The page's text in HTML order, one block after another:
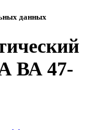
данных
ВА 47-